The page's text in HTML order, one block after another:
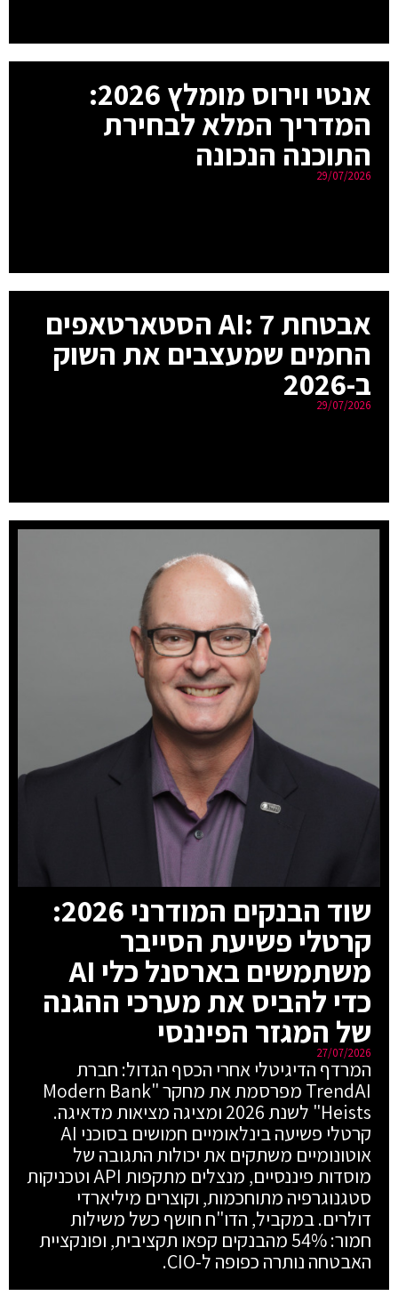
אנטי וירוס מומלץ 2026:
המדריך המלא לבחירת
התוכנה הנכונה
29/07/2026
אבטחת AI: 7 הסטארטאפים
החמים שמעצבים את השוק
ב-2026
29/07/2026
שוד הבנקים המודרני 2026:
קרטלי פשיעת הסייבר
משתמשים בארסנל כלי AI
כדי להביס את מערכי ההגנה
של המגזר הפיננסי
27/07/2026
המרדף הדיגיטלי אחרי הכסף הגדול: חברת
TrendAI מפרסמת את מחקר "Modern Bank
Heists" לשנת 2026 ומציגה מציאות מדאיגה.
קרטלי פשיעה בינלאומיים חמושים בסוכני AI
אוטונומיים משתקים את יכולות התגובה של
מוסדות פיננסיים, מנצלים מתקפות API וטכניקות
סטגנוגרפיה מתוחכמות, וקוצרים מיליארדי
דולרים. במקביל, הדו"ח חושף כשל משילות
חמור: 54% מהבנקים קפאו תקציבית, ופונקציית
האבטחה נותרה כפופה ל-CIO.